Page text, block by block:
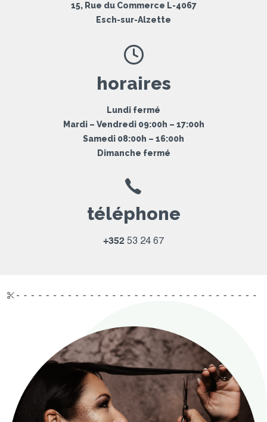
15, Rue du Commerce L-4067
Esch-sur-Alzette
horaires
Lundi fermé
Mardi – Vendredi 09:00h – 17:00h
Samedi 08:00h – 16:00h
Dimanche fermé
téléphone
+352 53 24 67